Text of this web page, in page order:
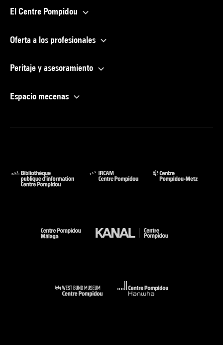
El Centre Pompidou
Oferta a los profesionales
Peritaje y asesoramiento
Espacio mecenas